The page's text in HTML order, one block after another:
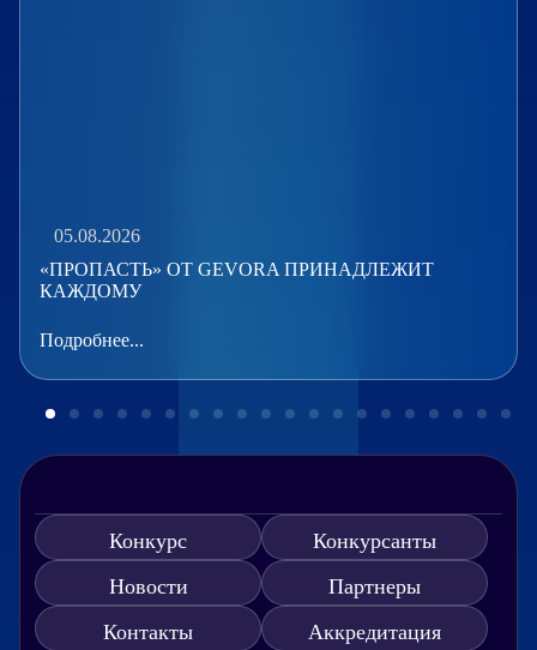
05.08.2026
«ПРОПАСТЬ» ОТ GEVORA ПРИНАДЛЕЖИТ
КАЖДОМУ
Подробнее...
Конкурс
Конкурсанты
Новости
Партнеры
Контакты
Аккредитация